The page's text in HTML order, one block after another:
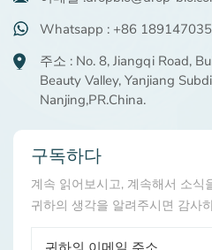
Whatsapp : +86
주소 : No. 8, Jiangqi Road,
Beauty Valley, Yanjiang
Nanjing,PR.China.
구독하다
계속 읽어보시고, 계속해서 소식
귀하의 생각을 알려주시면 감사